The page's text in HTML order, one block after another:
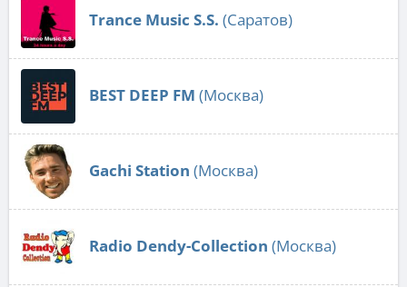
Trance Music S.S. (Саратов)
BEST DEEP FM (Москва)
Gachi Station (Москва)
Radio Dendy-Collection (Москва)